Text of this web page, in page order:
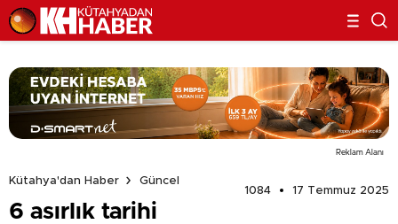
Reklam Alanı
Kütahya'dan Haber
Güncel
1084
17 Temmuz 2025
6 asırlık tarihi